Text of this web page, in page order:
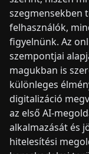
szegmensekben
felhasználók,
figyelnünk. Az
szempontjai
magukban is
különleges
digitalizáció
az első AI-
alkalmazását és
hitelesítési